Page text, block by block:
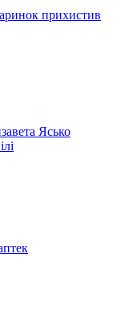
прихистив
Ясько